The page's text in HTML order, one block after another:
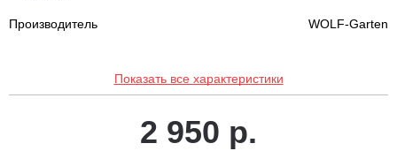
Производитель WOLF-Garten
Показать все характеристики
2 950 р.